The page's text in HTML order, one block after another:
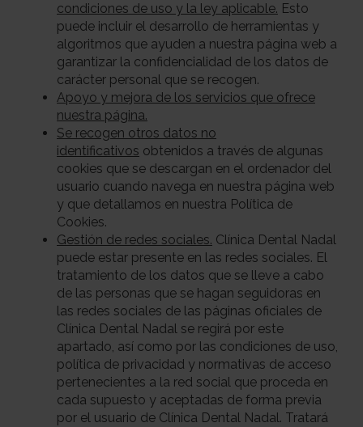
condiciones de uso y la ley aplicable. Esto
puede incluir el desarrollo de herramientas y
algoritmos que ayuden a nuestra página web a
garantizar la confidencialidad de los datos de
carácter personal que se recogen.
Apoyo y mejora de los servicios que ofrece
nuestra página.
Se recogen otros datos no
identificativos obtenidos a través de algunas
cookies que se descargan en el ordenador del
usuario cuando navega en nuestra página web
y que detallamos en nuestra Política de
Cookies.
Gestión de redes sociales. Clínica Dental Nadal
puede estar presente en las redes sociales. El
tratamiento de los datos que se lleve a cabo
de las personas que se hagan seguidoras en
las redes sociales de las páginas oficiales de
Clínica Dental Nadal se regirá por este
apartado, así como por las condiciones de uso,
política de privacidad y normativas de acceso
pertenecientes a la red social que proceda en
cada supuesto y aceptadas de forma previa
por el usuario de Clínica Dental Nadal. Tratará